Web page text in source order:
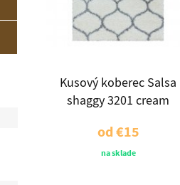
Kusový koberec Salsa
shaggy 3201 cream
od€15
na sklade